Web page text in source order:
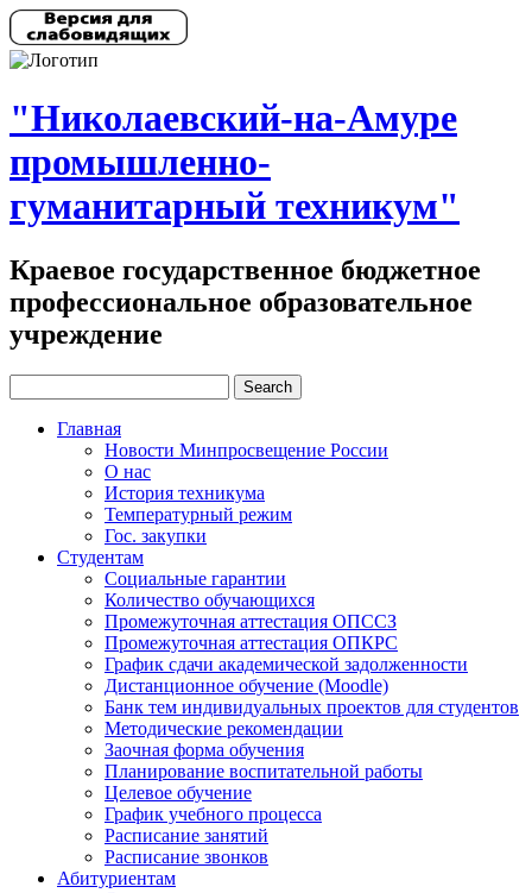
"Николаевский-на-Амуре
промышленно-
гуманитарный техникум"
Краевое государственное бюджетное
профессиональное образовательное
учреждение
Главная
Новости Минпросвещение России
О нас
История техникума
Температурный режим
Гос. закупки
Студентам
Социальные гарантии
Количество обучающихся
Промежуточная аттестация ОПССЗ
Промежуточная аттестация ОПКРС
График сдачи академической задолженности
Дистанционное обучение (Moodle)
Банк тем индивидуальных проектов для студентов
Методические рекомендации
Заочная форма обучения
Планирование воспитательной работы
Целевое обучение
График учебного процесса
Расписание занятий
Расписание звонков
Абитуриентам